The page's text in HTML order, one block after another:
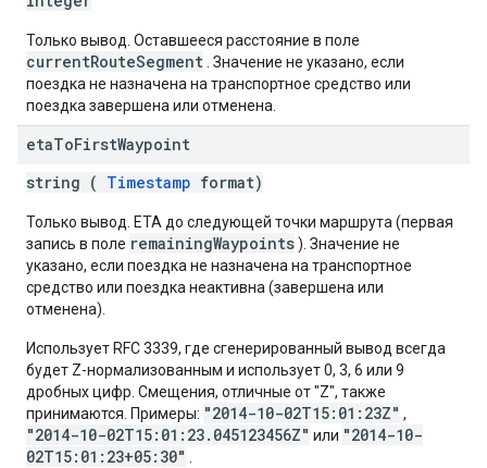
Только вывод. Оставшееся расстояние в поле
currentRouteSegment . Значение не указано, если
поездка не назначена на транспортное средство или
поездка завершена или отменена.
etaToFirstWaypoint
string ( Timestamp format)
Только вывод. ETA до следующей точки маршрута (первая
запись в поле remainingWaypoints). Значение не
указано, если поездка не назначена на транспортное
средство или поездка неактивна (завершена или
отменена).
Использует RFC 3339, где сгенерированный вывод всегда
будет Z-нормализованным и использует 0, 3, 6 или 9
дробных цифр. Смещения, отличные от "Z", также
принимаются. Примеры: "2014-10-02T15:01:23Z" ,
"2014-10-02T15:01:23.045123456Z" или "2014-10-
02T15:01:23+05:30"